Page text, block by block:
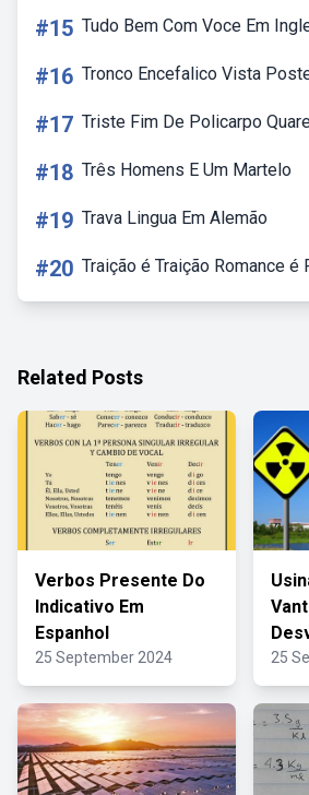
#15 Tudo Bem Com Voce Em
#16 Tronco Encefalico Vista
#17 Triste Fim De Policarpo
#18 Três Homens E Um Martelo
#19 Trava Lingua Em Alemão
#20 Traição é Traição Romance é
Related Posts
Verbos Presente Do
Indicativo Em
Espanhol
25 September 2024 25